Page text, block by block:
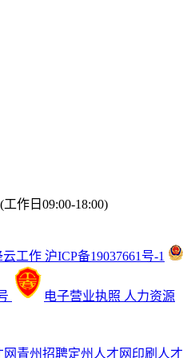
(工作日09:00-18:00)
工作 沪ICP备19037661号-1
电子营业执照 人力资源
网 青州招聘定州人才网 印刷人才